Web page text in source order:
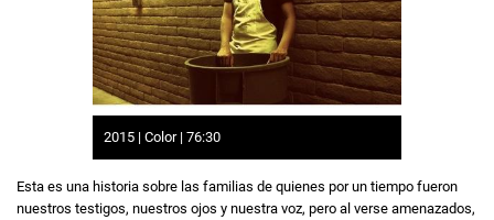
2015 | Color | 76:30
Esta es una historia sobre las familias de quienes por un tiempo fueron
nuestros testigos, nuestros ojos y nuestra voz, pero al verse amenazados,